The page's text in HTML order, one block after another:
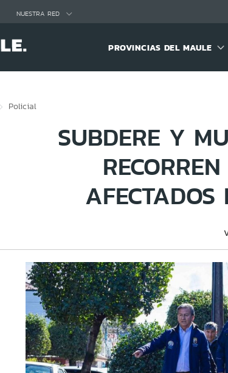
NUESTRA RED
PROVINCIAS DEL MAULE
Policial
SUBDERE Y